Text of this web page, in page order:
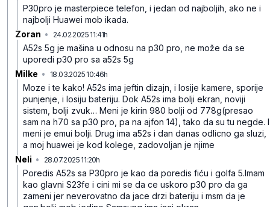
P30pro je masterpiece telefon, i jedan od najboljih, ako ne i
najbolji Huawei mob ikada.
Zoran • 24.02.2025 11:41h
A52s 5g je mašina u odnosu na p30 pro, ne može da se
uporedi p30 pro sa a52s 5g
Milke • 18.03.2025 10:46h
Moze i te kako! A52s ima jeftin dizajn, i losije kamere, sporije
punjenje, i losiju bateriju. Dok A52s ima bolji ekran, noviji
sistem, bolji zvuk… Meni je kirin 980 bolji od 778g(presao
sam na h70 sa p30 pro, pa na ajfon 14), tako da su tu negde. I
meni je emui bolji. Drug ima a52s i dan danas odlicno ga sluzi,
a moj huawei je kod kolege, zadovoljan je njime
Neli • 28.07.2025 11:20h
Poredis A52s sa P30pro je kao da poredis fiću i golfa 5.Imam
kao glavni S23fe i cini mi se da ce uskoro p30 pro da ga
zameni jer neverovatno da jace drzi bateriju i msm da je